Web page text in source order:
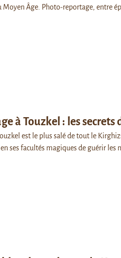
Moyen Âge. Photo-reportage, entre
à Touzkel : les secrets
est le plus salé de tout le
ses facultés magiques de guérir les